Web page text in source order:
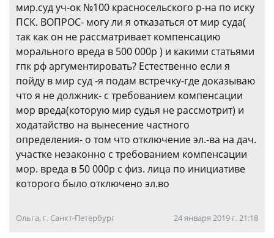
мир.суд уч-ок №100 красносельского р-на по иску
ПСК. ВОПРОС- могу ли я отказаться от мир суда(
так как он не рассматривает компенсацию
морального вреда в 500 000р ) и какими статьями
гпк рф аргументировать? Естественно если я
пойду в мир суд -я подам встречку-где доказываю
что я не должник- с требованием компенсации
мор вреда(которую мир судья не рассмотрит) и
ходатайство на вынесение частного
определения- о том что отключение эл.-ва на дач.
участке незаконно с требованием компенсации
мор. вреда в 50 000р с физ. лица по инициативе
которого было отключено эл.во
Ольга, г. Санкт-Петербург 24 января 2019 г. 21:18